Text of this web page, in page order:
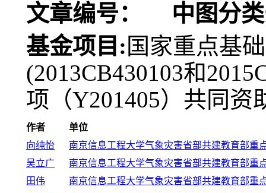
文章编号：
中图分
基金项目: 国家重点基
(2013CB430103和
项（Y201405）共同资
作者
单位
向纯怡
南京信息工程大学气象灾害省部共建教育部重
吴立广
南京信息工程大学气象灾害省部共建教育部重
田伟
南京信息工程大学气象灾害省部共建教育部重